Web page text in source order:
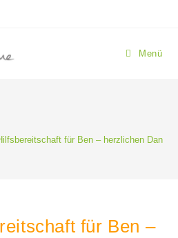
Menü
für Ben – herzlichen Dank!
für Ben –